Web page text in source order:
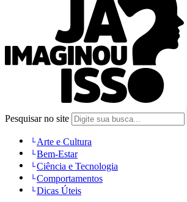
Pesquisar no site
Arte e Cultura
Bem-Estar
Ciência e Tecnologia
Comportamentos
Dicas Úteis